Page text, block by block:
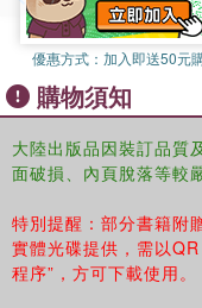
優惠方式： 加入即送50元
購物須知
大陸出版品因裝訂品質
面破損、內頁脫落等較
特別提醒：部分書籍附
實體光碟提供，需以
程序”，方可下載使用。